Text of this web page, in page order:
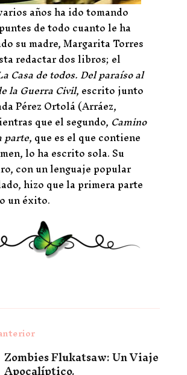
años ha ido tomando
de todo cuanto le ha
su madre, Margarita Torres
redactar dos libros; el
Casa de todos. Del paraíso al
la Guerra Civil, escrito junto
Pérez Ortolá (Arráez,
que el segundo,Camino
parte, que es el que contiene
lo ha escrito sola. Su
con un lenguaje popular
hizo que la primera parte
un éxito.
Zombies Flukatsaw: Un Viaje